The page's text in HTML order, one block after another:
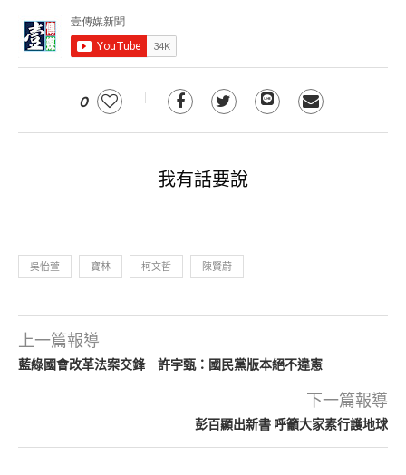
0
我有話要說
吳怡萱 寶林 柯文哲 陳賢蔚
上一篇報導
藍綠國會改革法案交鋒 許宇甄：國民黨版本絕不違憲
下一篇報導
彭百顯出新書 呼籲大家素行護地球